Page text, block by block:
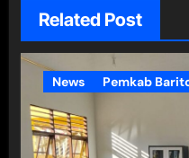
Related Post
News Pemkab